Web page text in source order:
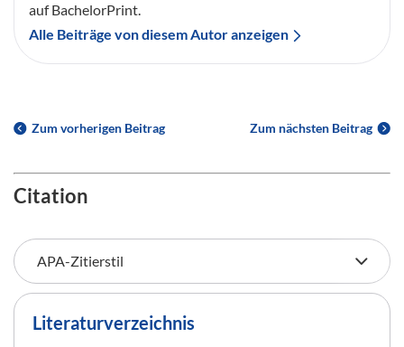
auf BachelorPrint.
Alle Beiträge von diesem Autor anzeigen
Zum vorherigen Beitrag Zum nächsten Beitrag
Citation
Literaturverzeichnis